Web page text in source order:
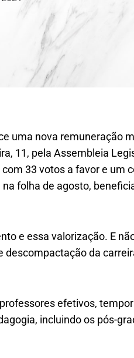
uma nova remuneração
11, pela Assembleia
33 votos a favor e um
folha de agosto,
e essa valorização. E
da
efetivos,
incluindo os pós-